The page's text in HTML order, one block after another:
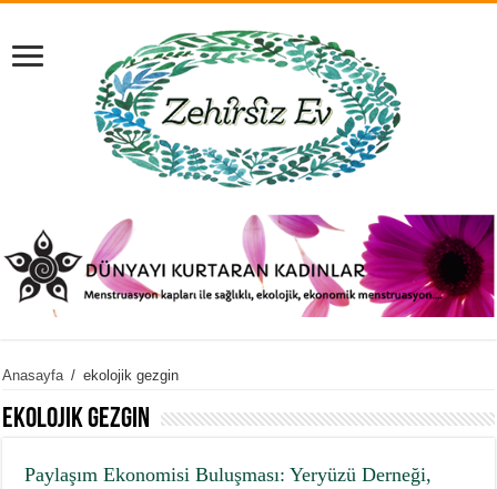
Anasayfa / ekolojik gezgin
ekolojik gezgin
Paylaşım Ekonomisi Buluşması: Yeryüzü Derneği,